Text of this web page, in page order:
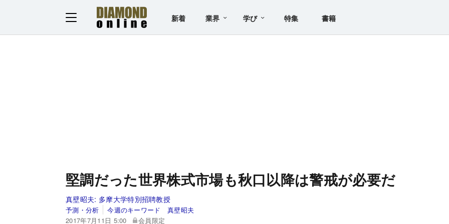
新着 業界 学び 特集 書籍
堅調だった世界株式市場も秋口以降は警戒が必要だ
真壁昭夫: 多摩大学特別招聘教授
予測・分析
今週のキーワード 真壁昭夫
2017年7月11日 5:00
会員限定